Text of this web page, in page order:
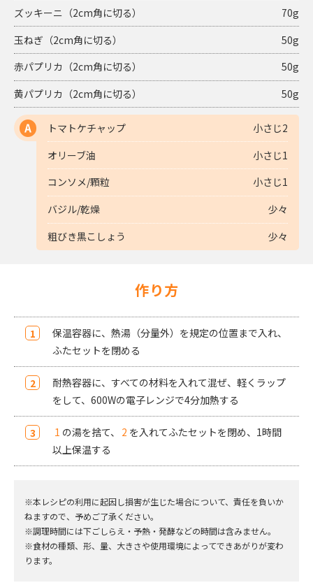
ズッキーニ（2cm角に切る）
70g
玉ねぎ（2cm角に切る）
50g
赤パプリカ（2cm角に切る）
50g
黄パプリカ（2cm角に切る）
50g
A
トマトケチャップ
小さじ2
オリーブ油
小さじ1
コンソメ/顆粒
小さじ1
バジル/乾燥
少々
粗びき黒こしょう
少々
作り方
保温容器に、熱湯（分量外）を規定の位置まで入れ、
ふたセットを閉める
耐熱容器に、すべての材料を入れて混ぜ、軽くラップ
をして、600Wの電子レンジで4分加熱する
1 の湯を捨て、 2 を入れてふたセットを閉め、1時間
以上保温する
※本レシピの利用に起因し損害が生じた場合について、責任を負いか
ねますので、予めご了承ください。
※調理時間には下ごしらえ・予熱・発酵などの時間は含みません。
※食材の種類、形、量、大きさや使用環境によってできあがりが変わ
ります。